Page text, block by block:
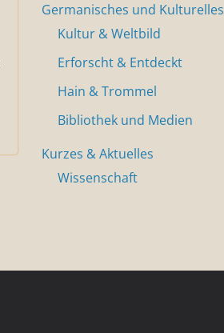
Germanisches und Kulturelles
Kultur & Weltbild
Erforscht & Entdeckt
Hain & Trommel
Bibliothek und Medien
Kurzes & Aktuelles
Wissenschaft